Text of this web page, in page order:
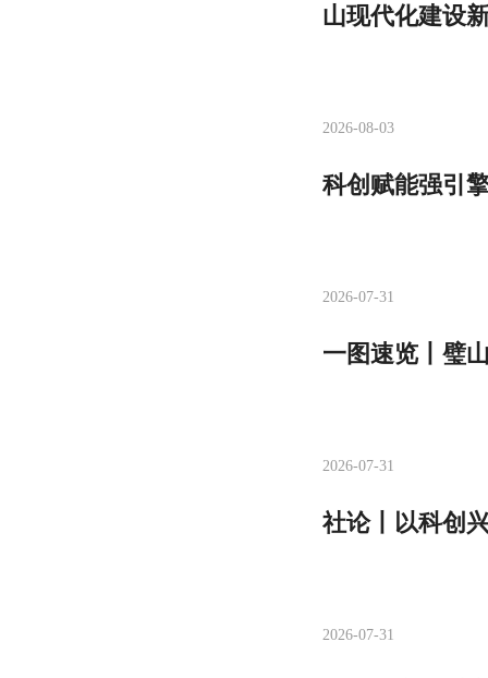
山现代化建设
2026-08-03
科创赋能强引
2026-07-31
一图速览丨璧
2026-07-31
社论丨以科创
2026-07-31